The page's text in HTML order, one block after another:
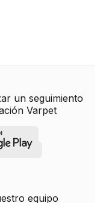
un seguimiento
Varpet
equipo